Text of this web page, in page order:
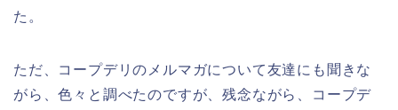
た。
ただ、コープデリのメルマガについて友達にも聞きな
がら、色々と調べたのですが、残念ながら、コープデ